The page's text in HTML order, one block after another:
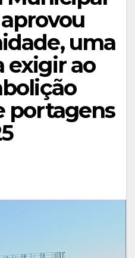
uma
exigir ao
portagens